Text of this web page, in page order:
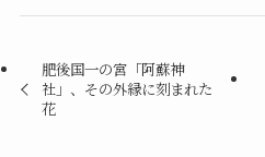
肥後国一の宮「阿蘇神
社」、その外縁に刻まれた
花